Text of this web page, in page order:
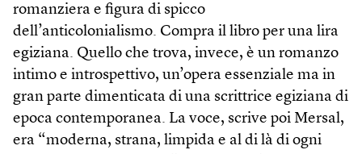
romanziera e figura di spicco
dell’anticolonialismo. Compra il libro per una lira
egiziana. Quello che trova, invece, è un romanzo
intimo e introspettivo, un’opera essenziale ma in
gran parte dimenticata di una scrittrice egiziana di
epoca contemporanea. La voce, scrive poi Mersal,
era “moderna, strana, limpida e al di là di ogni